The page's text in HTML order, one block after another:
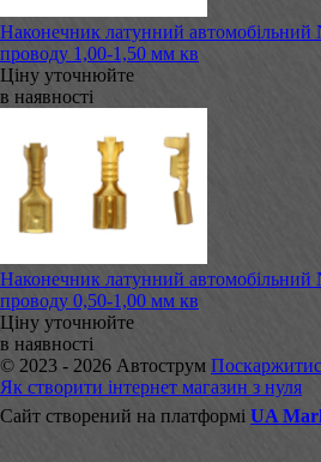
Наконечник латунний автомобільний
проводу 1,00-1,50 мм кв
Ціну уточнюйте
в наявності
Наконечник латунний автомобільний
проводу 0,50-1,00 мм кв
Ціну уточнюйте
в наявності
© 2023 - 2026 Автострум
Як створити інтернет магазин з нуля
Сайт створений на платформі UA